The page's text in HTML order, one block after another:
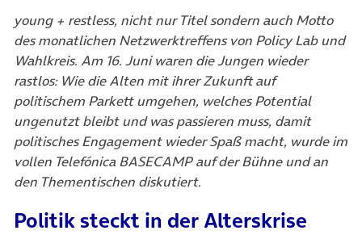
young + restless, nicht nur Titel sondern auch Motto
des monatlichen Netzwerktreffens von Policy Lab und
Wahlkreis. Am 16. Juni waren die Jungen wieder
rastlos: Wie die Alten mit ihrer Zukunft auf
politischem Parkett umgehen, welches Potential
ungenutzt bleibt und was passieren muss, damit
politisches Engagement wieder Spaß macht, wurde im
vollen Telefónica BASECAMP auf der Bühne und an
den Thementischen diskutiert.
Politik steckt in der Alterskrise